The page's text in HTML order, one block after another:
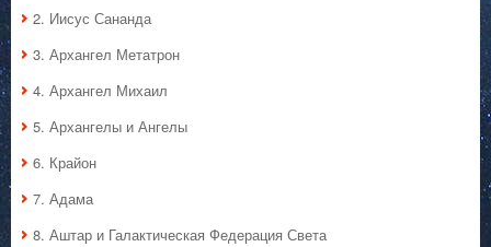
2. Иисус Сананда
3. Архангел Метатрон
4. Архангел Михаил
5. Архангелы и Ангелы
6. Крайон
7. Адама
8. Аштар и Галактическая Федерация Света